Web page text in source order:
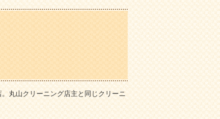
丸山クリーニング店主と同じクリーニ